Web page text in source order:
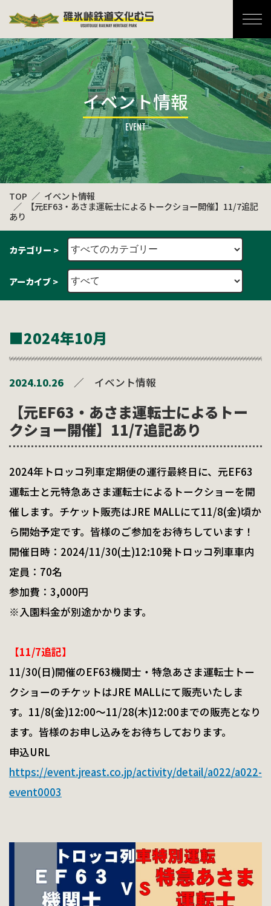
イベント情報
TOP
イベント情報
【元EF63・あさま運転士によるトークショー開催】11/7追記
あり
カテゴリー >
アーカイブ >
■2024年10月
2024.10.26／ イベント情報
【元EF63・あさま運転士によるトー
クショー開催】11/7追記あり
2024年トロッコ列車定期便の運行最終日に、元EF63
運転士と元特急あさま運転士によるトークショーを開
催します。チケット販売はJRE MALLにて11/8(金)頃か
ら開始予定です。皆様のご参加をお待ちしています！
開催日時：2024/11/30(土)12:10発トロッコ列車車内
定員：70名
参加費：3,000円
※入園料金が別途かかります。
【11/7追記】
11/30(日)開催のEF63機関士・特急あさま運転士トー
クショーのチケットはJRE MALLにて販売いたしま
す。11/8(金)12:00～11/28(木)12:00までの販売となり
ます。皆様のお申し込みをお待ちしております。
申込URL
https://event.jreast.co.jp/activity/detail/a022/a022-
event0003